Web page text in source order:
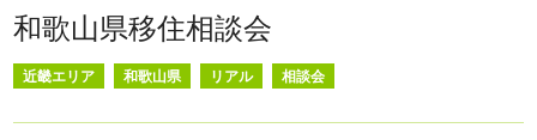
和歌山県移住相談会
近畿エリア 和歌山県 リアル 相談会